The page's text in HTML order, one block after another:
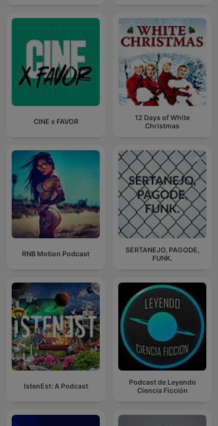
CINE x FAVOR
12 Days of White
Christmas
RNB Motion Podcast
SERTANEJO, PAGODE,
FUNK.
IstenEst: A Podcast
Podcast de Leyendo
Ciencia Ficción